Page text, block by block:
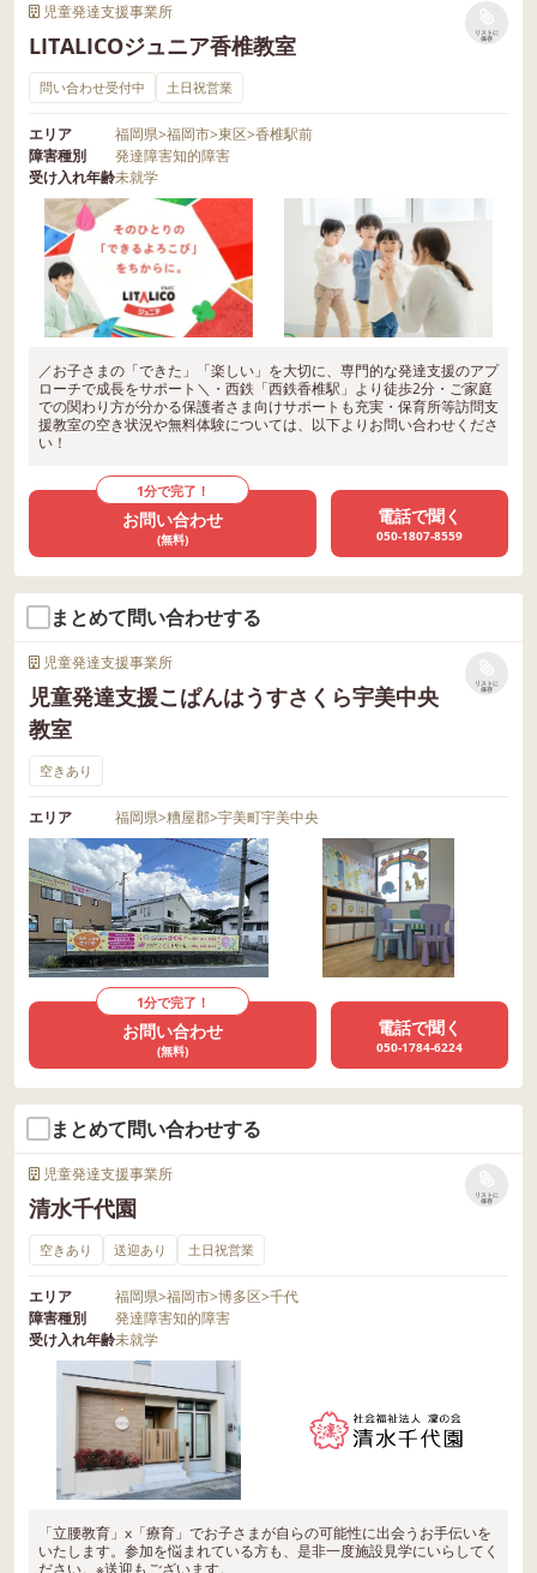
児童発達支援事業所
LITALICOジュニア香椎教室
リストに
保存
問い合わせ受付中 土日祝営業
エリア 福岡県>福岡市>東区>香椎駅前
障害種別
発達障害知的障害
受け入れ年齢未就学
／お子さまの「できた」「楽しい」を大切に、専門的な発達支援のアプ
ローチで成長をサポート＼・西鉄「西鉄香椎駅」より徒歩2分・ご家庭
での関わり方が分かる保護者さま向けサポートも充実・保育所等訪問支
援教室の空き状況や無料体験については、以下よりお問い合わせくださ
い！
1分で完了！
お問い合わせ
(無料)
電話で聞く
050-1807-8559
まとめて問い合わせする
児童発達支援事業所
児童発達支援こぱんはうすさくら宇美中央
教室
リストに
保存
空きあり
エリア 福岡県>糟屋郡>宇美町宇美中央
1分で完了！
お問い合わせ
(無料)
電話で聞く
050-1784-6224
まとめて問い合わせする
児童発達支援事業所
清水千代園
リストに
保存
空きあり 送迎あり 土日祝営業
エリア 福岡県>福岡市>博多区>千代
障害種別
発達障害知的障害
受け入れ年齢未就学
「立腰教育」x「療育」でお子さまが自らの可能性に出会うお手伝いを
いたします。参加を悩まれている方も、是非一度施設見学にいらしてく